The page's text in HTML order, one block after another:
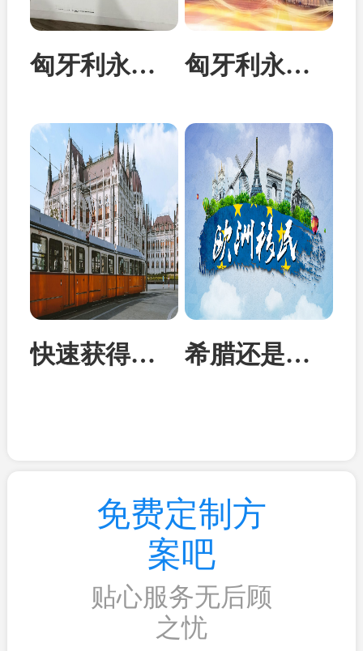
匈牙利永居卡家属团聚居留卡成功案例 匈牙利永居卡到期续签：换发10年新卡
快速获得欧洲身份：匈牙利投资移民成为性价比首选 希腊还是马耳他？从身份到教育全面对比两国移民优势
免费定制方
案吧
贴心服务无后顾
之忧